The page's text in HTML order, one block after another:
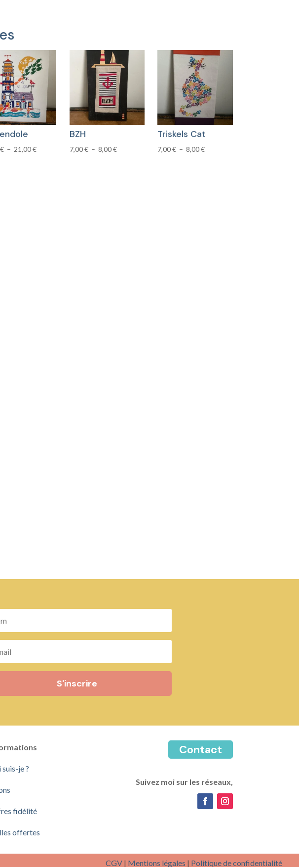
€ – 21,00€Plage
BZH
7,00€ – 8,00€Plage
Triskels Cat
7,00€ – 8,00€Plage
S'inscrire
suis-je ?
fidélité
offertes
Contact
Suivez moi sur les réseaux,
CGV | Mentions légales | Politique de confidentialité